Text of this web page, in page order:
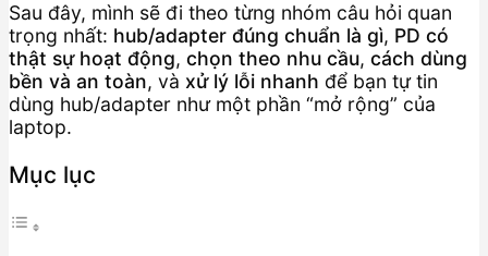
Sau đây, mình sẽ đi theo từng nhóm câu hỏi quan
trọng nhất: hub/adapter đúng chuẩn là gì, PD có
thật sự hoạt động, chọn theo nhu cầu, cách dùng
bền và an toàn, và xử lý lỗi nhanh để bạn tự tin
dùng hub/adapter như một phần “mở rộng” của
laptop.
Mục lục